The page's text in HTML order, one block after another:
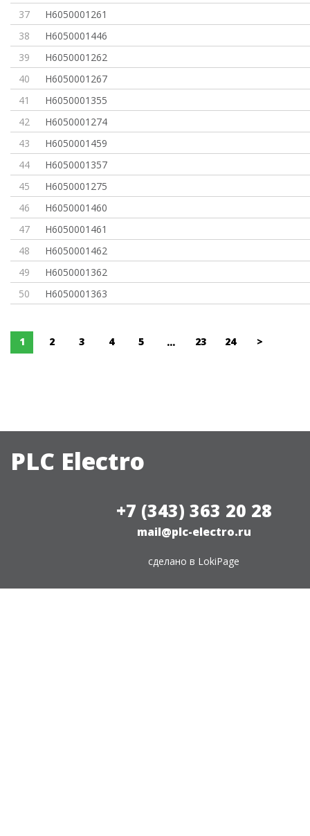
37
H6050001261
38
H6050001446
39
H6050001262
40
H6050001267
41
H6050001355
42
H6050001274
43
H6050001459
44
H6050001357
45
H6050001275
46
H6050001460
47
H6050001461
48
H6050001462
49
H6050001362
50
H6050001363
1 2 3 4 5 ... 23 24 >
PLC Electro
+7 (343) 363 20 28
mail@plc-electro.ru
сделано в LokiPage